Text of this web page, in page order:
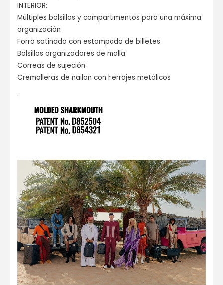
INTERIOR:
Múltiples bolsillos y compartimentos para una máxima
organización
Forro satinado con estampado de billetes
Bolsillos organizadores de malla
Correas de sujeción
Cremalleras de nailon con herrajes metálicos